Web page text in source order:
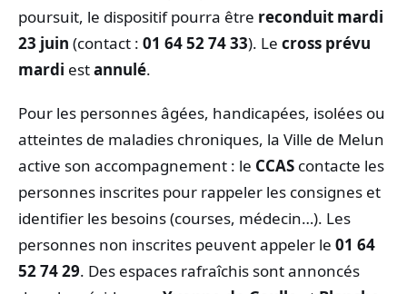
poursuit, le dispositif pourra être reconduit mardi
23 juin (contact : 01 64 52 74 33). Le cross prévu
mardi estannulé.
Pour les personnes âgées, handicapées, isolées ou
atteintes de maladies chroniques, la Ville de Melun
active son accompagnement : le CCAS contacte les
personnes inscrites pour rappeler les consignes et
identifier les besoins (courses, médecin…). Les
personnes non inscrites peuvent appeler le 01 64
52 74 29. Des espaces rafraîchis sont annoncés